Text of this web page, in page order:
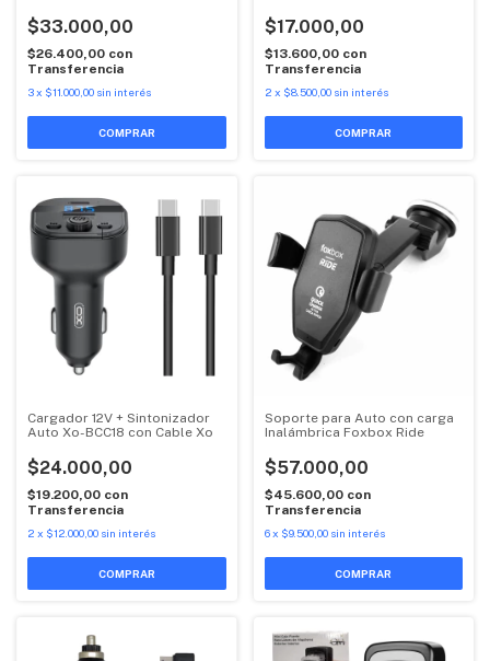
$33.000,00
$26.400,00 con
Transferencia
3x $11.000,00 sin interés
$17.000,00
$13.600,00 con
Transferencia
2 x $8.500,00 sin interés
Cargador 12V + Sintonizador
Auto Xo-BCC18 con Cable Xo
$24.000,00
$19.200,00 con
Transferencia
2 x $12.000,00 sin interés
Soporte para Auto con carga
Inalámbrica Foxbox Ride
$57.000,00
$45.600,00 con
Transferencia
6 x $9.500,00 sin interés